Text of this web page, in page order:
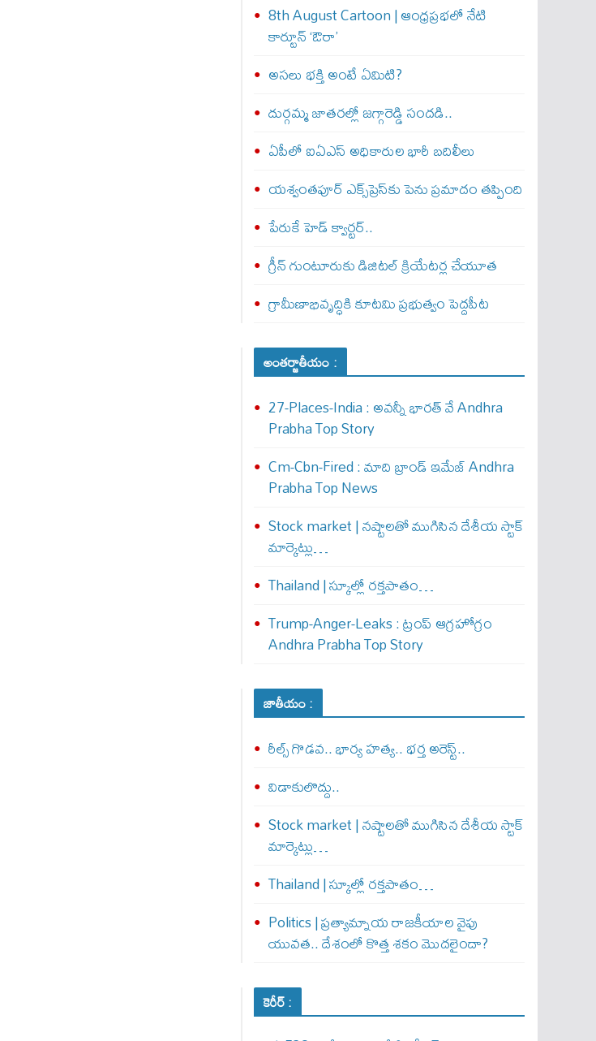
8th August Cartoon | ఆంధ్రప్రభలో నేటి
కార్టూన్ ‘ఔరా’
అసలు భక్తి అంటే ఏమిటి?
దుర్గమ్మ జాతరల్లో జగ్గారెడ్డి సందడి..
ఏపీలో ఐఏఎస్ అధికారుల భారీ బదిలీలు
యశ్వంతపూర్ ఎక్స్‌ప్రెస్‌కు పెను ప్రమాదం తప్పింది
పేరుకే హెడ్ క్వార్టర్..
గ్రీన్ గుంటూరుకు డిజిటల్ క్రియేటర్ల చేయూత
గ్రామీణాభివృద్ధికి కూటమి ప్రభుత్వం పెద్దపీట
అంతర్జాతీయం :
27-Places-India : అవ‌న్నీ భార‌త్ వే Andhra
Prabha Top Story
Cm-Cbn-Fired : మాది బ్రాండ్ ఇమేజ్ Andhra
Prabha Top News
Stock market | నష్టాలతో ముగిసిన దేశీయ స్టాక్
మార్కెట్లు…
Thailand | స్కూల్లో రక్తపాతం…
Trump-Anger-Leaks : ట్రంప్ ఆగ్ర‌హోగ్రం
Andhra Prabha Top Story
జాతీయం :
రీల్స్ గొడవ.. భార్య హత్య.. భర్త అరెస్ట్..
విడాకులొద్దు..
Stock market | నష్టాలతో ముగిసిన దేశీయ స్టాక్
మార్కెట్లు…
Thailand | స్కూల్లో రక్తపాతం…
Politics | ప్రత్యామ్నాయ రాజకీయాల వైపు
యువత.. దేశంలో కొత్త శకం మొదలైందా?
కెరీర్ :